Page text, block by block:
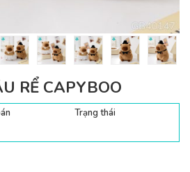
RỂ CAPYBOO
Trạng thái